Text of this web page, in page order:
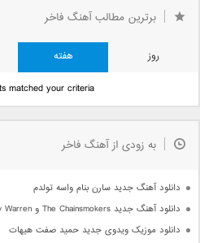
برترین مطالب آهنگ فاخر
روز هفته
matched your criteria.
به زودی از آهنگ فاخر
دانلود آهنگ جدید سارن بنام واسه تولدم
دانلود آهنگ جدید The Chainsmokers و Emily Warren بنام Side Effects
دانلود موزیک ویدوی جدید حمید صفت هیهات